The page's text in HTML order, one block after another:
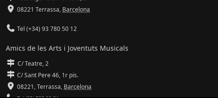
08221 Terrassa, Barcelona
Tel (+34) 93 780 50 12
Amics de les Arts i Joventuts Musicals
C/ Teatre, 2
C/ Sant Pere 46, 1r pis.
08221,Terrassa, Barcelona